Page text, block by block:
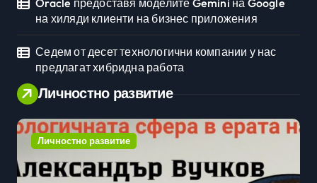
Oracle предоставя моделите Gemini на Google
на хиляди клиенти на бизнес приложения
Седем от десет технологични компании у нас
предлагат хибридна работа
Личностно развитие
Личностно развитие